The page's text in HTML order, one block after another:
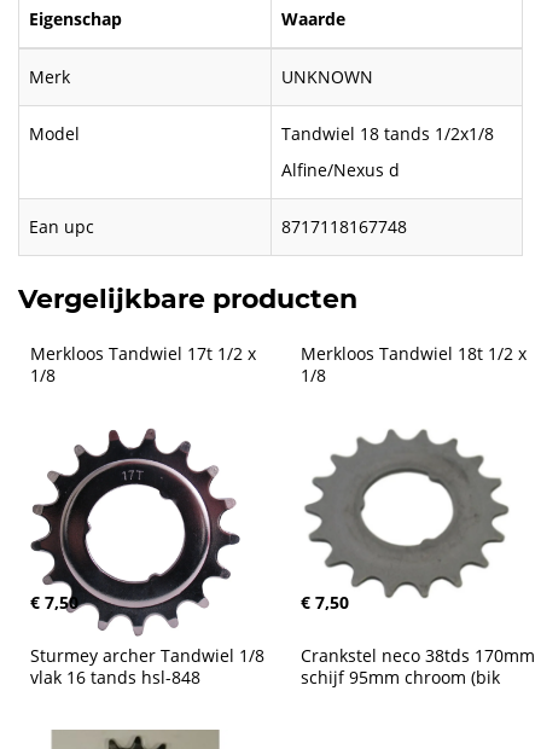
Eigenschap Waarde
Merk UNKNOWN
Model
Tandwiel 18 tands 1/2x1/8
Alfine/Nexus d
Ean upc 8717118167748
Vergelijkbare producten
Merkloos Tandwiel 17t 1/2 x
1/8
€ 7,50
Merkloos Tandwiel 18t 1/2 x
1/8
€ 7,50
Sturmey archer Tandwiel 1/8
vlak 16 tands hsl-848
Crankstel neco 38tds 170mm
schijf 95mm chroom (bik